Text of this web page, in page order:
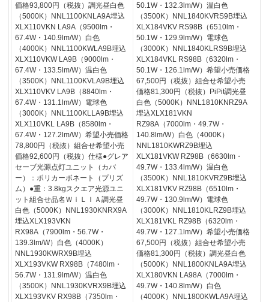
価格93,800円（税抜）調光昼白色
（5000K）NNL1100KNLA9A埋込
XLX110VKN LA9A（9500lm・
67.4W・140.9lm/W）白色
（4000K）NNL1100KWLA9B埋込
XLX110VKW LA9B（9000lm・
67.4W・133.5lm/W）温白色
（3500K）NNL1100KVLA9B埋込
XLX110VKV LA9B（8840lm・
67.4W・131.1lm/W）電球色
（3000K）NNL1100KLLA9B埋込
XLX110VKL LA9B（8580lm・
67.4W・127.2lm/W）希望小売価格
78,800円（税抜）組合せ希望小売
価格92,600円（税抜）仕様●グレア
セーブ光源点灯ユニット（カバ
ー）：ポリカーボネート（プリズ
ム）●重：3.8kgスクエア光源ユニ
ット組合せ品名ＷｉＬＩＡ調光昼
白色（5000K）NNL1930KNRX9A
埋込XLX193VKN
RX98A（7900lm・56.7W・
139.3lm/W）白色（4000K）
NNL1930KWRX9B埋込
XLX193VKW RX98B（7480lm・
56.7W・131.9lm/W）温白色
（3500K）NNL1930KVRX9B埋込
XLX193VKV RX98B（7350lm・
50.1W・132.3lm/W）温白色
（3500K）NNL1840KVRS9B埋込
XLX184VKV RS98B（6510lm・
50.1W・129.9lm/W）電球色
（3000K）NNL1840KLRS9B埋込
XLX184VKL RS98B（6320lm・
50.1W・126.1lm/W）希望小売価格
67,500円（税抜）組合せ希望小売
価格81,300円（税抜）PiPit調光昼
白色（5000K）NNL1810KNRZ9A
埋込XLX181VKN
RZ98A（7000lm・49.7W・
140.8lm/W）白色（4000K）
NNL1810KWRZ9B埋込
XLX181VKW RZ98B（6630lm・
49.7W・133.4lm/W）温白色
（3500K）NNL1810KVRZ9B埋込
XLX181VKV RZ98B（6510lm・
49.7W・130.9lm/W）電球色
（3000K）NNL1810KLRZ9B埋込
XLX181VKL RZ98B（6320lm・
49.7W・127.1lm/W）希望小売価格
67,500円（税抜）組合せ希望小売
価格81,300円（税抜）調光昼白色
（5000K）NNL1800KNLA9A埋込
XLX180VKN LA98A（7000lm・
49.7W・140.8lm/W）白色
（4000K）NNL1800KWLA9A埋込